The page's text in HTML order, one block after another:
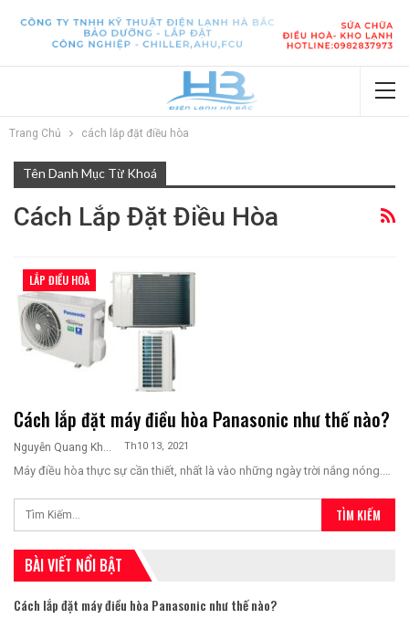
Trang Chủ cách lắp đặt điều hòa
Tên Danh Mục Từ Khoá
Cách Lắp Đặt Điều Hòa
LẮP ĐIỀU HOÀ
Cách lắp đặt máy điều hòa Panasonic như thế nào?
Nguyễn Quang Khương Th10 13, 2021
Máy điều hòa thực sự cần thiết, nhất là vào những ngày trời nắng nóng.…
BÀI VIẾT NỔI BẬT
Cách lắp đặt máy điều hòa Panasonic như thế nào?